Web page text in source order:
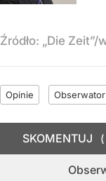
Źródło: „Die
Opinie
SKOMENTUJ